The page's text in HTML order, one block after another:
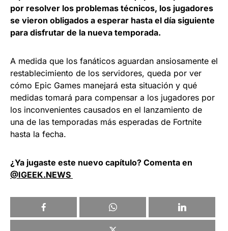
por resolver los problemas técnicos, los jugadores
se vieron obligados a esperar hasta el día siguiente
para disfrutar de la nueva temporada.
A medida que los fanáticos aguardan ansiosamente el
restablecimiento de los servidores, queda por ver
cómo Epic Games manejará esta situación y qué
medidas tomará para compensar a los jugadores por
los inconvenientes causados en el lanzamiento de
una de las temporadas más esperadas de Fortnite
hasta la fecha.
¿Ya jugaste este nuevo capítulo? Comenta en
@IGEEK.NEWS